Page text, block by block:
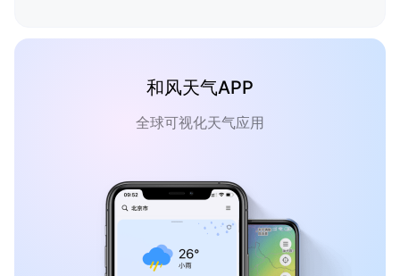
和风天气APP
全球可视化天气应用